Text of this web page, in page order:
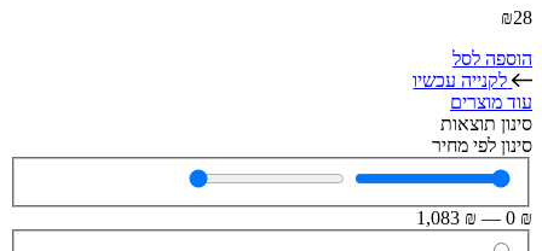
₪28
הוספה לסל
לקנייה עכשיו
עוד מוצרים
סינון תוצאות
סינון לפי מחיר
₪
0
—
₪
1,083